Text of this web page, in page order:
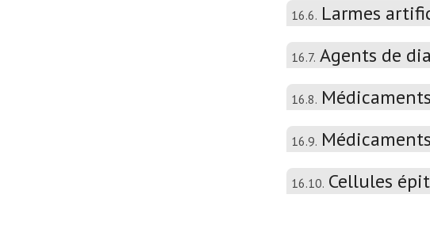
16.6. Larmes
16.7. Agents de
16.8.
16.9.
16.10. Cellules